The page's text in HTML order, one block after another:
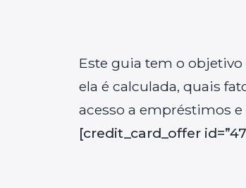
Este guia tem o
ela é calculada, quais
acesso a empréstimos
[credit_card_offer